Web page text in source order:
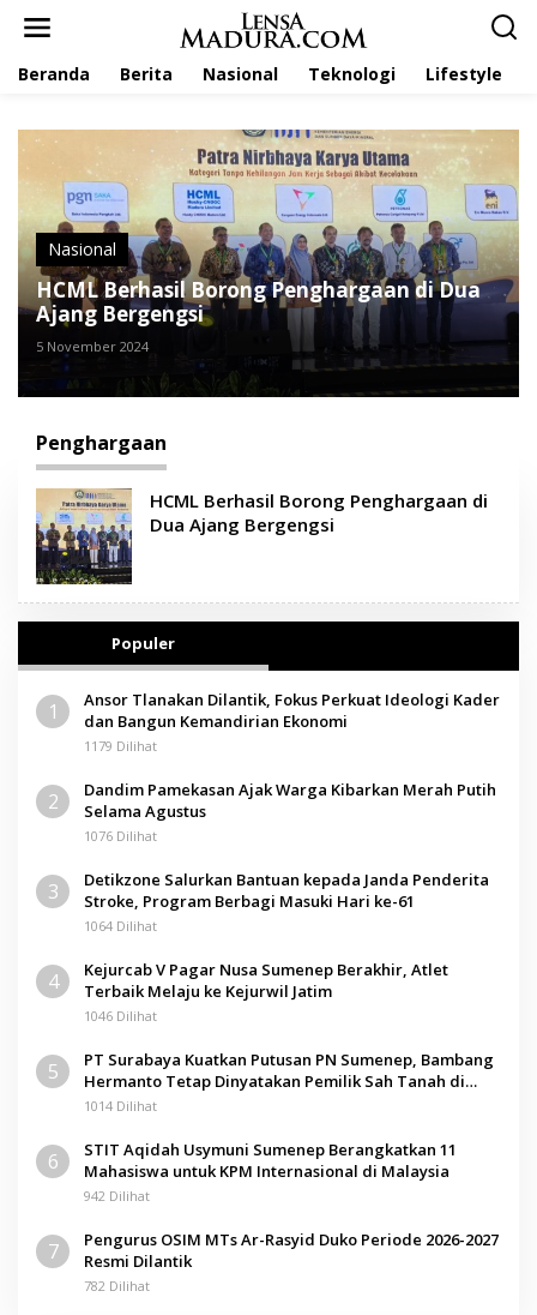
Beranda Berita Nasional Teknologi Lifestyle
Nasional
HCML Berhasil Borong Penghargaan di Dua
Ajang Bergengsi
5 November 2024
Penghargaan
HCML Berhasil Borong Penghargaan di
Dua Ajang Bergengsi
Populer
1
Ansor Tlanakan Dilantik, Fokus Perkuat Ideologi Kader
dan Bangun Kemandirian Ekonomi
1179 Dilihat
2
Dandim Pamekasan Ajak Warga Kibarkan Merah Putih
Selama Agustus
1076 Dilihat
3
Detikzone Salurkan Bantuan kepada Janda Penderita
Stroke, Program Berbagi Masuki Hari ke-61
1064 Dilihat
4
Kejurcab V Pagar Nusa Sumenep Berakhir, Atlet
Terbaik Melaju ke Kejurwil Jatim
1046 Dilihat
5
PT Surabaya Kuatkan Putusan PN Sumenep, Bambang
Hermanto Tetap Dinyatakan Pemilik Sah Tanah di
Pamolokan
1014 Dilihat
6
STIT Aqidah Usymuni Sumenep Berangkatkan 11
Mahasiswa untuk KPM Internasional di Malaysia
942 Dilihat
7
Pengurus OSIM MTs Ar-Rasyid Duko Periode 2026-2027
Resmi Dilantik
782 Dilihat